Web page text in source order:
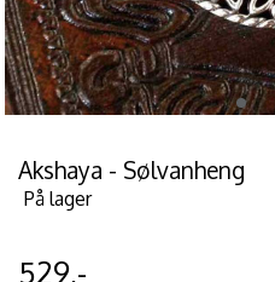
Akshaya - Sølvanheng
På lager
529,-